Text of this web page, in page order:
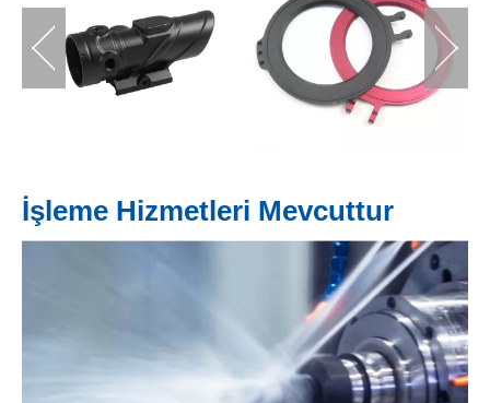
İşleme Hizmetleri Mevcuttur